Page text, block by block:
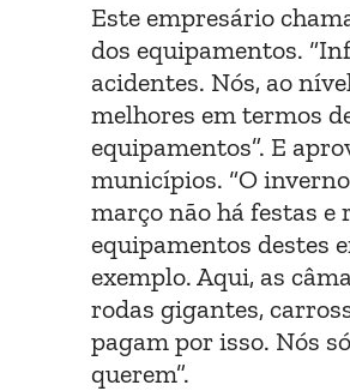
Este empresário
dos equipamentos.
acidentes. Nós, ao
melhores em termos
equipamentos”. E
municípios. “O
março não há festas
equipamentos destes
exemplo. Aqui, as
rodas gigantes,
pagam por isso. Nós
querem”.